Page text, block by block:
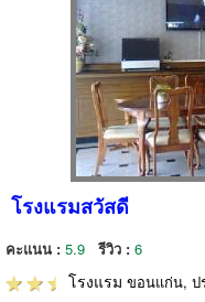
โรงแรมสวัสดี
คะแนน : 5.9 รีวิว : 6
โรงแรม ขอนแก่น, ป